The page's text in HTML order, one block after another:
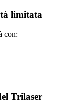
limitata
con:
Trilaser